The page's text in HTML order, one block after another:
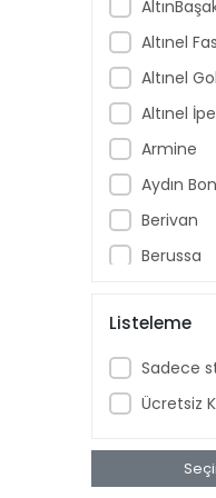
Altınel
Altınel
Altınel
Armine
Aydın
Berivan
Berussa
Cenk
Eyfel
eylül ipek
Huzurlu
Listeleme
Sadece
Ücretsiz